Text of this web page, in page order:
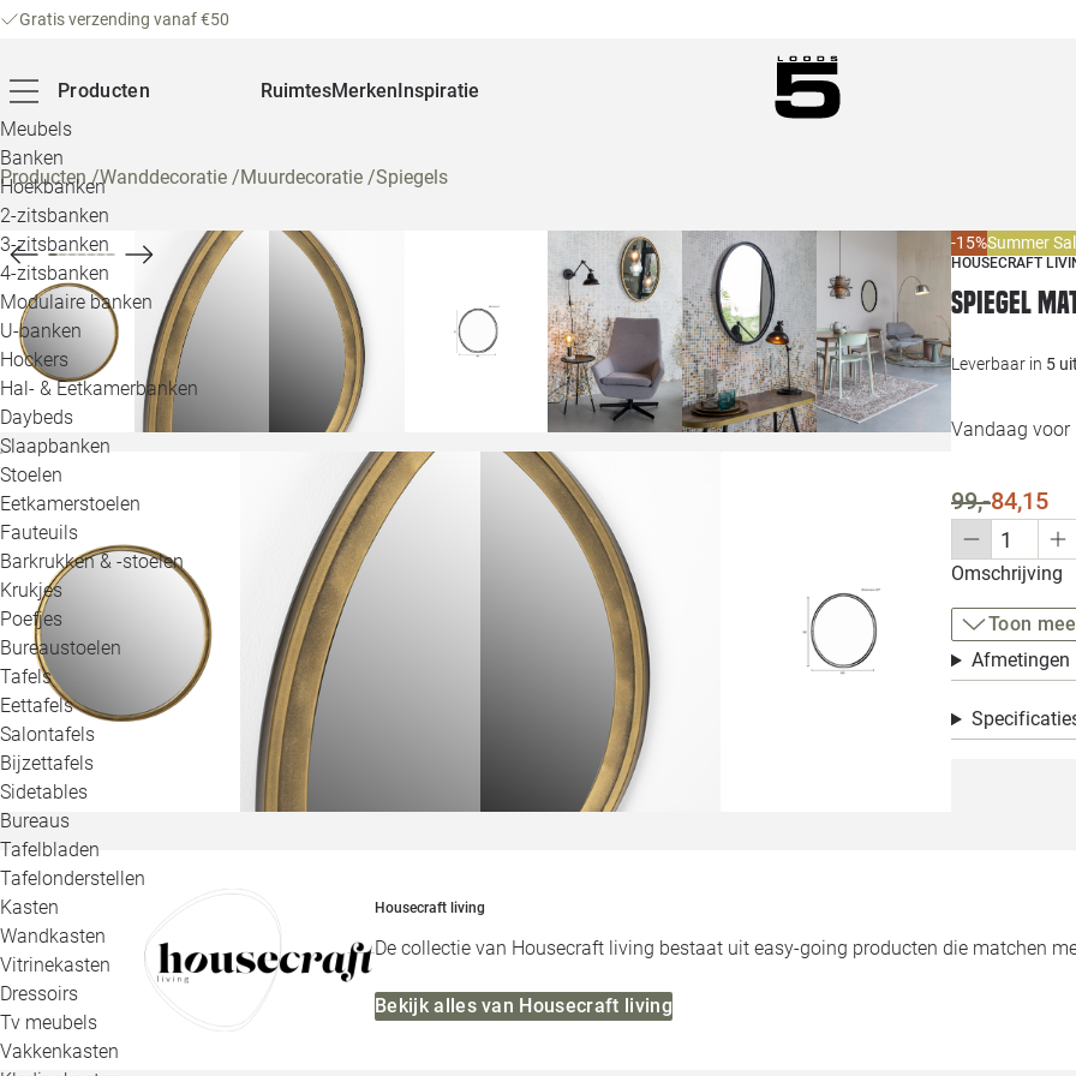
Gratis verzending vanaf €50
Producten
Meubels
Banken
Hoekbanken
2-zitsbanken
3-zitsbanken
4-zitsbanken
Modulaire banken
U-banken
Hockers
Hal- & Eetkamerbanken
Daybeds
Slaapbanken
Stoelen
Eetkamerstoelen
Fauteuils
Barkrukken & -stoelen
Krukjes
Poefjes
Bureaustoelen
Tafels
Eettafels
Salontafels
Bijzettafels
Sidetables
Bureaus
Tafelbladen
Tafelonderstellen
Kasten
Wandkasten
Vitrinekasten
Dressoirs
Tv meubels
Vakkenkasten
RuimtesMerkenInspiratie
Producten/Wanddecoratie /Muurdecoratie /Spiegels
-15%Summer
HOUSECRAFT
Spiegel
Leverbaar in 5
Vandaag voor
99,-84,15
Omschrijving
Toon
Afmetingen
Housecraft living
De collectie van Housecraft living bestaat uit easy-going producten die matchen
Bekijk alles van Housecraft living